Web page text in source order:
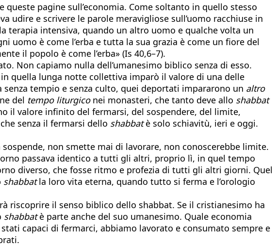
queste pagine sull’economia. Come soltanto in quello stesso
udire e scrivere le parole meravigliose sull’uomo racchiuse in
intensiva, quando un altro uomo e qualche volta un
uomo è come l’erba e tutta la sua grazia è come un fiore del
il popolo è come l’erba» (Is 40,6–7).
Non capiamo nulla dell’umanesimo biblico senza di esso.
quella lunga notte collettiva imparò il valore di una delle
tempio e senza culto, quei deportati impararono un altro
del tempo liturgiconei monasteri, che tanto deve allo shabbat
il valore infinito del fermarsi, del sospendere, del limite,
senza il fermarsi dello shabbatè solo schiavitù, ieri e oggi.
non smette mai di lavorare, non conoscerebbe limite.
passava identico a tutti gli altri, proprio lì, in quel tempo
diverso, che fosse ritmo e profezia di tutti gli altri giorni. Quel
shabbatla loro vita eterna, quando tutto si ferma e l’orologio
riscoprire il senso biblico dello shabbat. Se il cristianesimo ha
shabbatè parte anche del suo umanesimo. Quale economia
stati capaci di fermarci, abbiamo lavorato e consumato sempre e